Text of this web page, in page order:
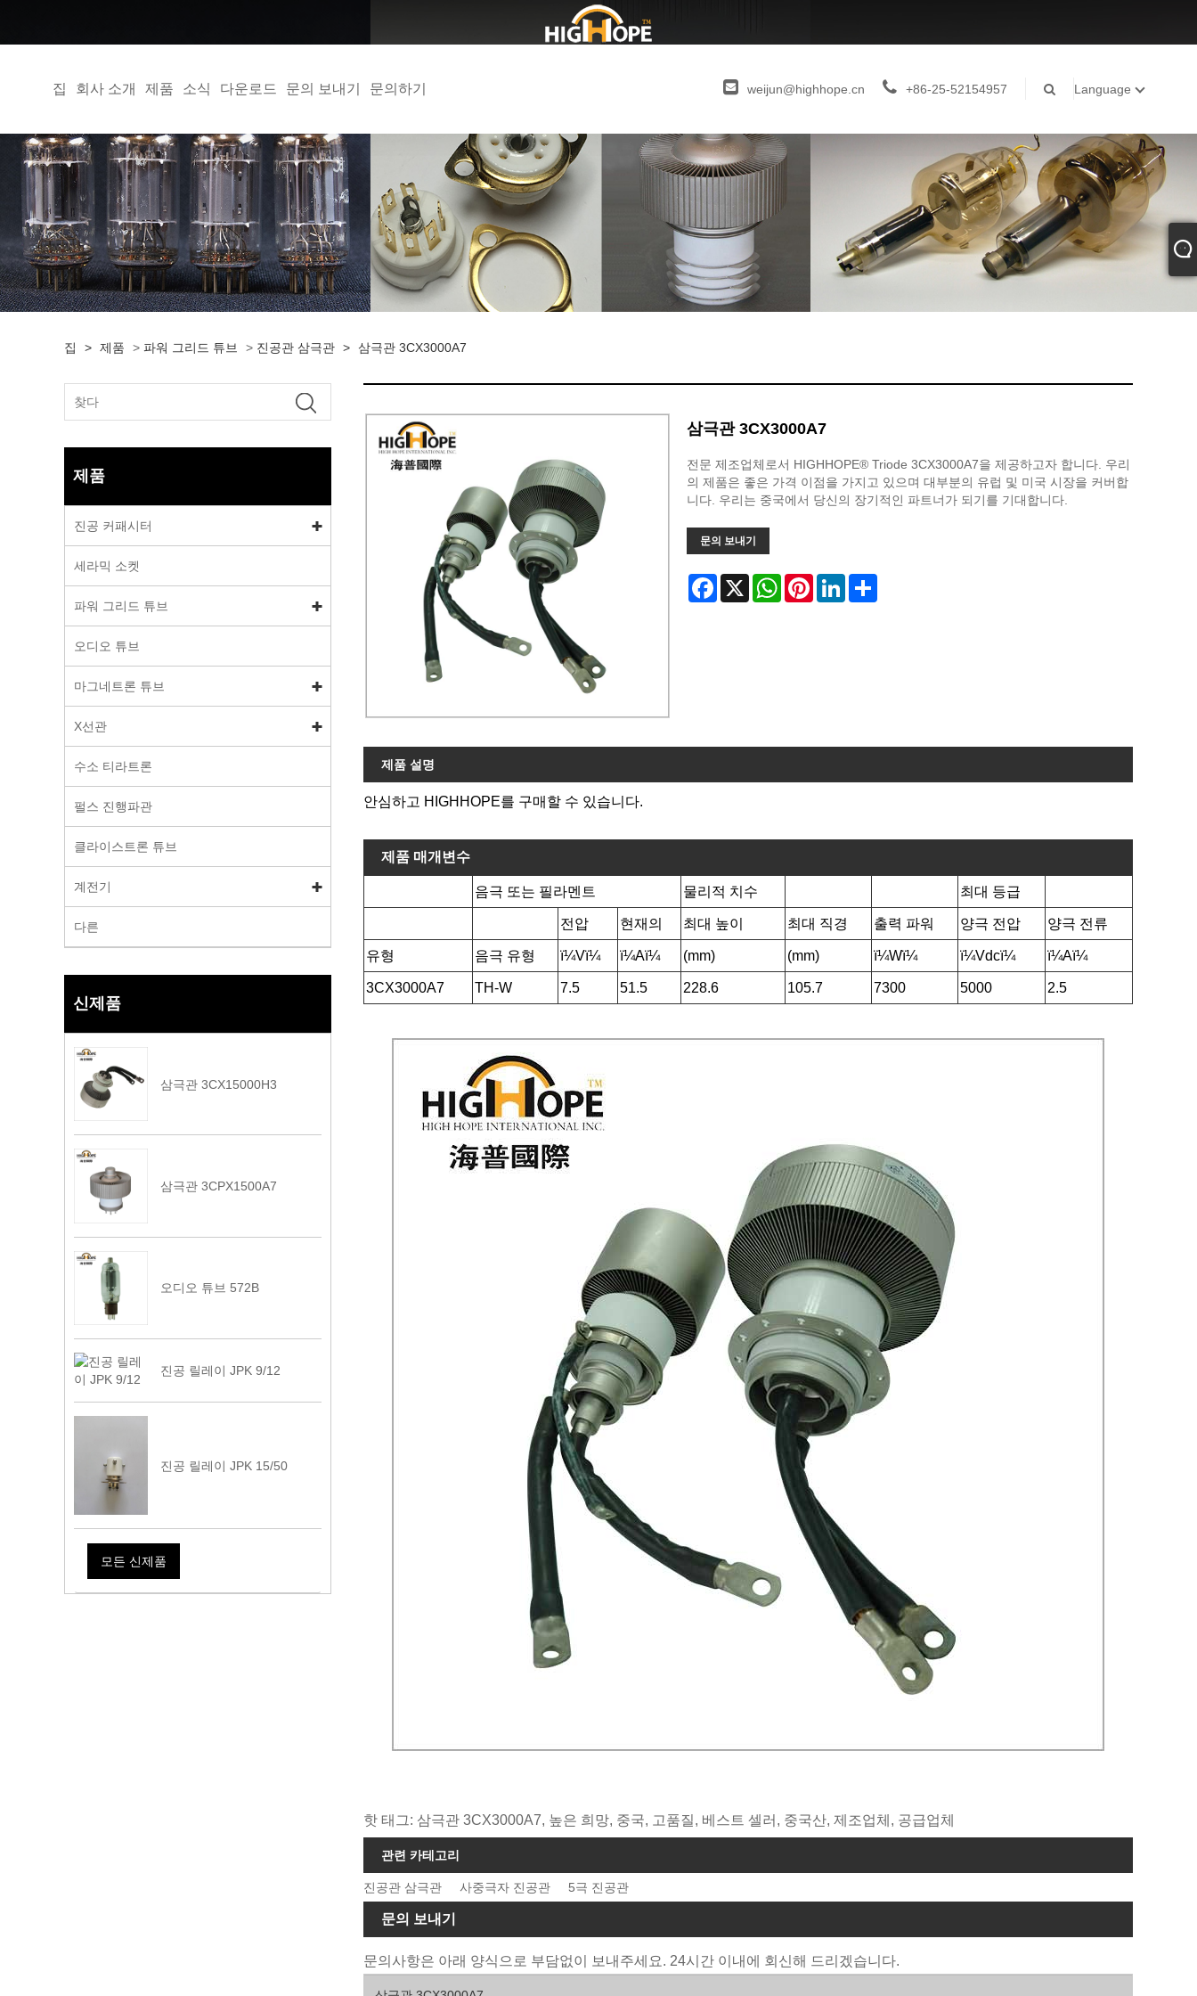
집 회사 소개 제품 소식 다운로드 문의 보내기 문의하기 weijun@highhope.cn +86-25-52154957 Language
집 > 제품 > 파워 그리드 튜브 > 진공관 삼극관 > 삼극관 3CX3000A7
제품
진공 커패시터
세라믹 소켓
파워 그리드 튜브
오디오 튜브
마그네트론 튜브
X선관
수소 티라트론
펄스 진행파관
클라이스트론 튜브
계전기
다른
신제품
삼극관 3CX15000H3
삼극관 3CPX1500A7
오디오 튜브 572B
진공 릴레이 JPK 9/12
진공 릴레이 JPK 15/50
모든 신제품
삼극관 3CX3000A7
전문 제조업체로서 HIGHHOPE® Triode 3CX3000A7을 제공하고자 합니다. 우리
의 제품은 좋은 가격 이점을 가지고 있으며 대부분의 유럽 및 미국 시장을 커버합
니다. 우리는 중국에서 당신의 장기적인 파트너가 되기를 기대합니다.
문의 보내기
Facebook
X WhatsAppPinterestLinkedInShare
제품 설명
안심하고 HIGHHOPE를 구매할 수 있습니다.
제품 매개변수
음극 또는 필라멘트 물리적 치수 최대 등급
전압 현재의 최대 높이 최대 직경 출력 파워 양극 전압 양극 전류
유형 음극 유형 ï¼Vï¼ ï¼Aï¼ (mm) (mm) ï¼Wï¼ ï¼Vdcï¼ ï¼Aï¼
3CX3000A7 TH-W 7.5 51.5 228.6 105.7 7300 5000 2.5
핫 태그: 삼극관 3CX3000A7, 높은 희망, 중국, 고품질, 베스트 셀러, 중국산, 제조업체, 공급업체
관련 카테고리
진공관 삼극관 사중극자 진공관 5극 진공관
문의 보내기
문의사항은 아래 양식으로 부담없이 보내주세요. 24시간 이내에 회신해 드리겠습니다.